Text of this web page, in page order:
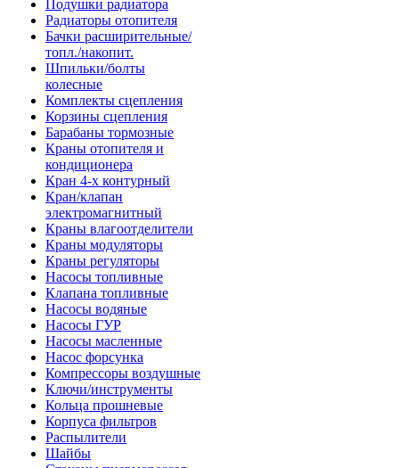
Подушки радиатора
Радиаторы отопителя
Бачки расширительные/
топл./накопит.
Шпильки/болты
колесные
Комплекты сцепления
Корзины сцепления
Барабаны тормозные
Краны отопителя и
кондиционера
Кран 4-х контурный
Кран/клапан
электромагнитный
Краны влагоотделители
Краны модуляторы
Краны регуляторы
Насосы топливные
Клапана топливные
Насосы водяные
Насосы ГУР
Насосы масленные
Насос форсунка
Компрессоры воздушные
Ключи/инструменты
Кольца прошневые
Корпуса фильтров
Распылители
Шайбы